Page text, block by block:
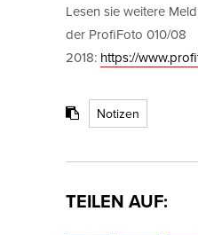
Lesen sie weitere
der ProfiFoto 010/08
2018: https://
Notizen
TEILEN AUF: